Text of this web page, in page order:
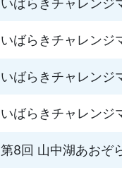
いばらきチャレン
いばらきチャレン
いばらきチャレン
いばらきチャレン
第8回 山中湖あおぞ